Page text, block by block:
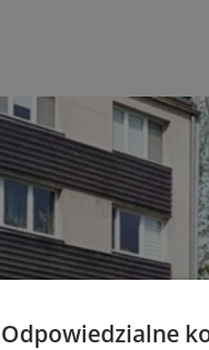
Odpowiedzialne